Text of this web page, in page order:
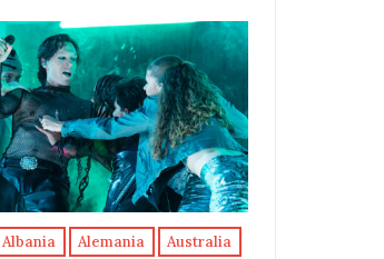
Albania Alemania Australia